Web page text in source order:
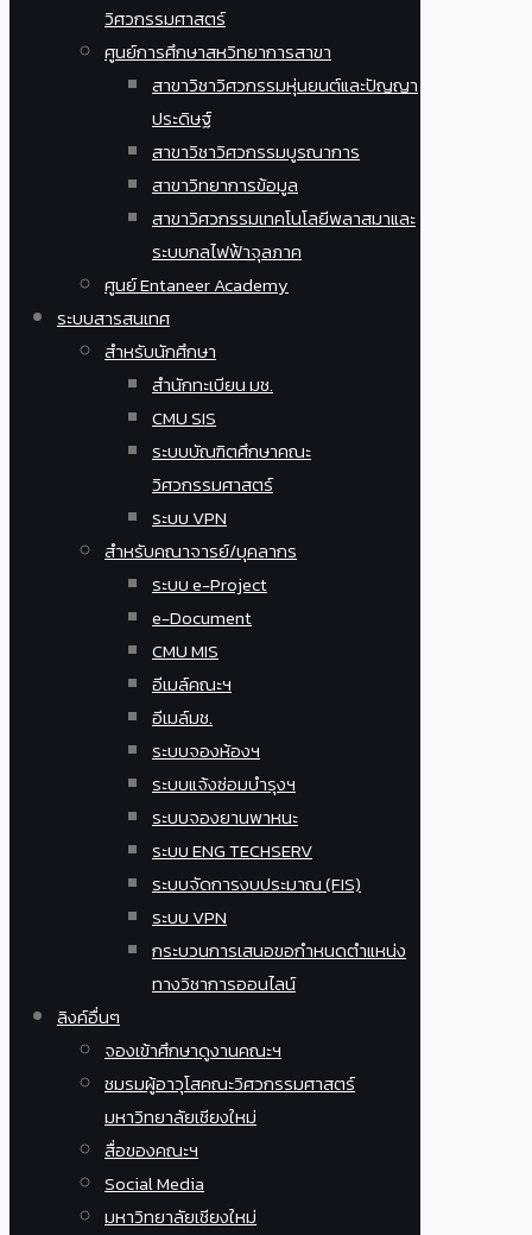
วิศวกรรมศาสตร์
ศูนย์การศึกษาสหวิทยาการสาขา
สาขาวิชาวิศวกรรมหุ่นยนต์และปัญญา
ประดิษฐ์
สาขาวิชาวิศวกรรมบูรณาการ
สาขาวิทยาการข้อมูล
สาขาวิศวกรรมเทคโนโลยีพลาสมาและ
ระบบกลไฟฟ้าจุลภาค
ศูนย์ Entaneer Academy
ระบบสารสนเทศ
สำหรับนักศึกษา
สำนักทะเบียน มช.
CMU SIS
ระบบบัณฑิตศึกษาคณะ
วิศวกรรมศาสตร์
ระบบ VPN
สำหรับคณาจารย์/บุคลากร
ระบบ e-Project
e-Document
CMU MIS
อีเมล์คณะฯ
อีเมล์มช.
ระบบจองห้องฯ
ระบบแจ้งซ่อมบำรุงฯ
ระบบจองยานพาหนะ
ระบบ ENG TECHSERV
ระบบจัดการงบประมาณ (FIS)
ระบบ VPN
กระบวนการเสนอขอกำหนดตำแหน่ง
ทางวิชาการออนไลน์
ลิงค์อื่นๆ
จองเข้าศึกษาดูงานคณะฯ
ชมรมผู้อาวุโสคณะวิศวกรรมศาสตร์
มหาวิทยาลัยเชียงใหม่
สื่อของคณะฯ
Social Media
มหาวิทยาลัยเชียงใหม่